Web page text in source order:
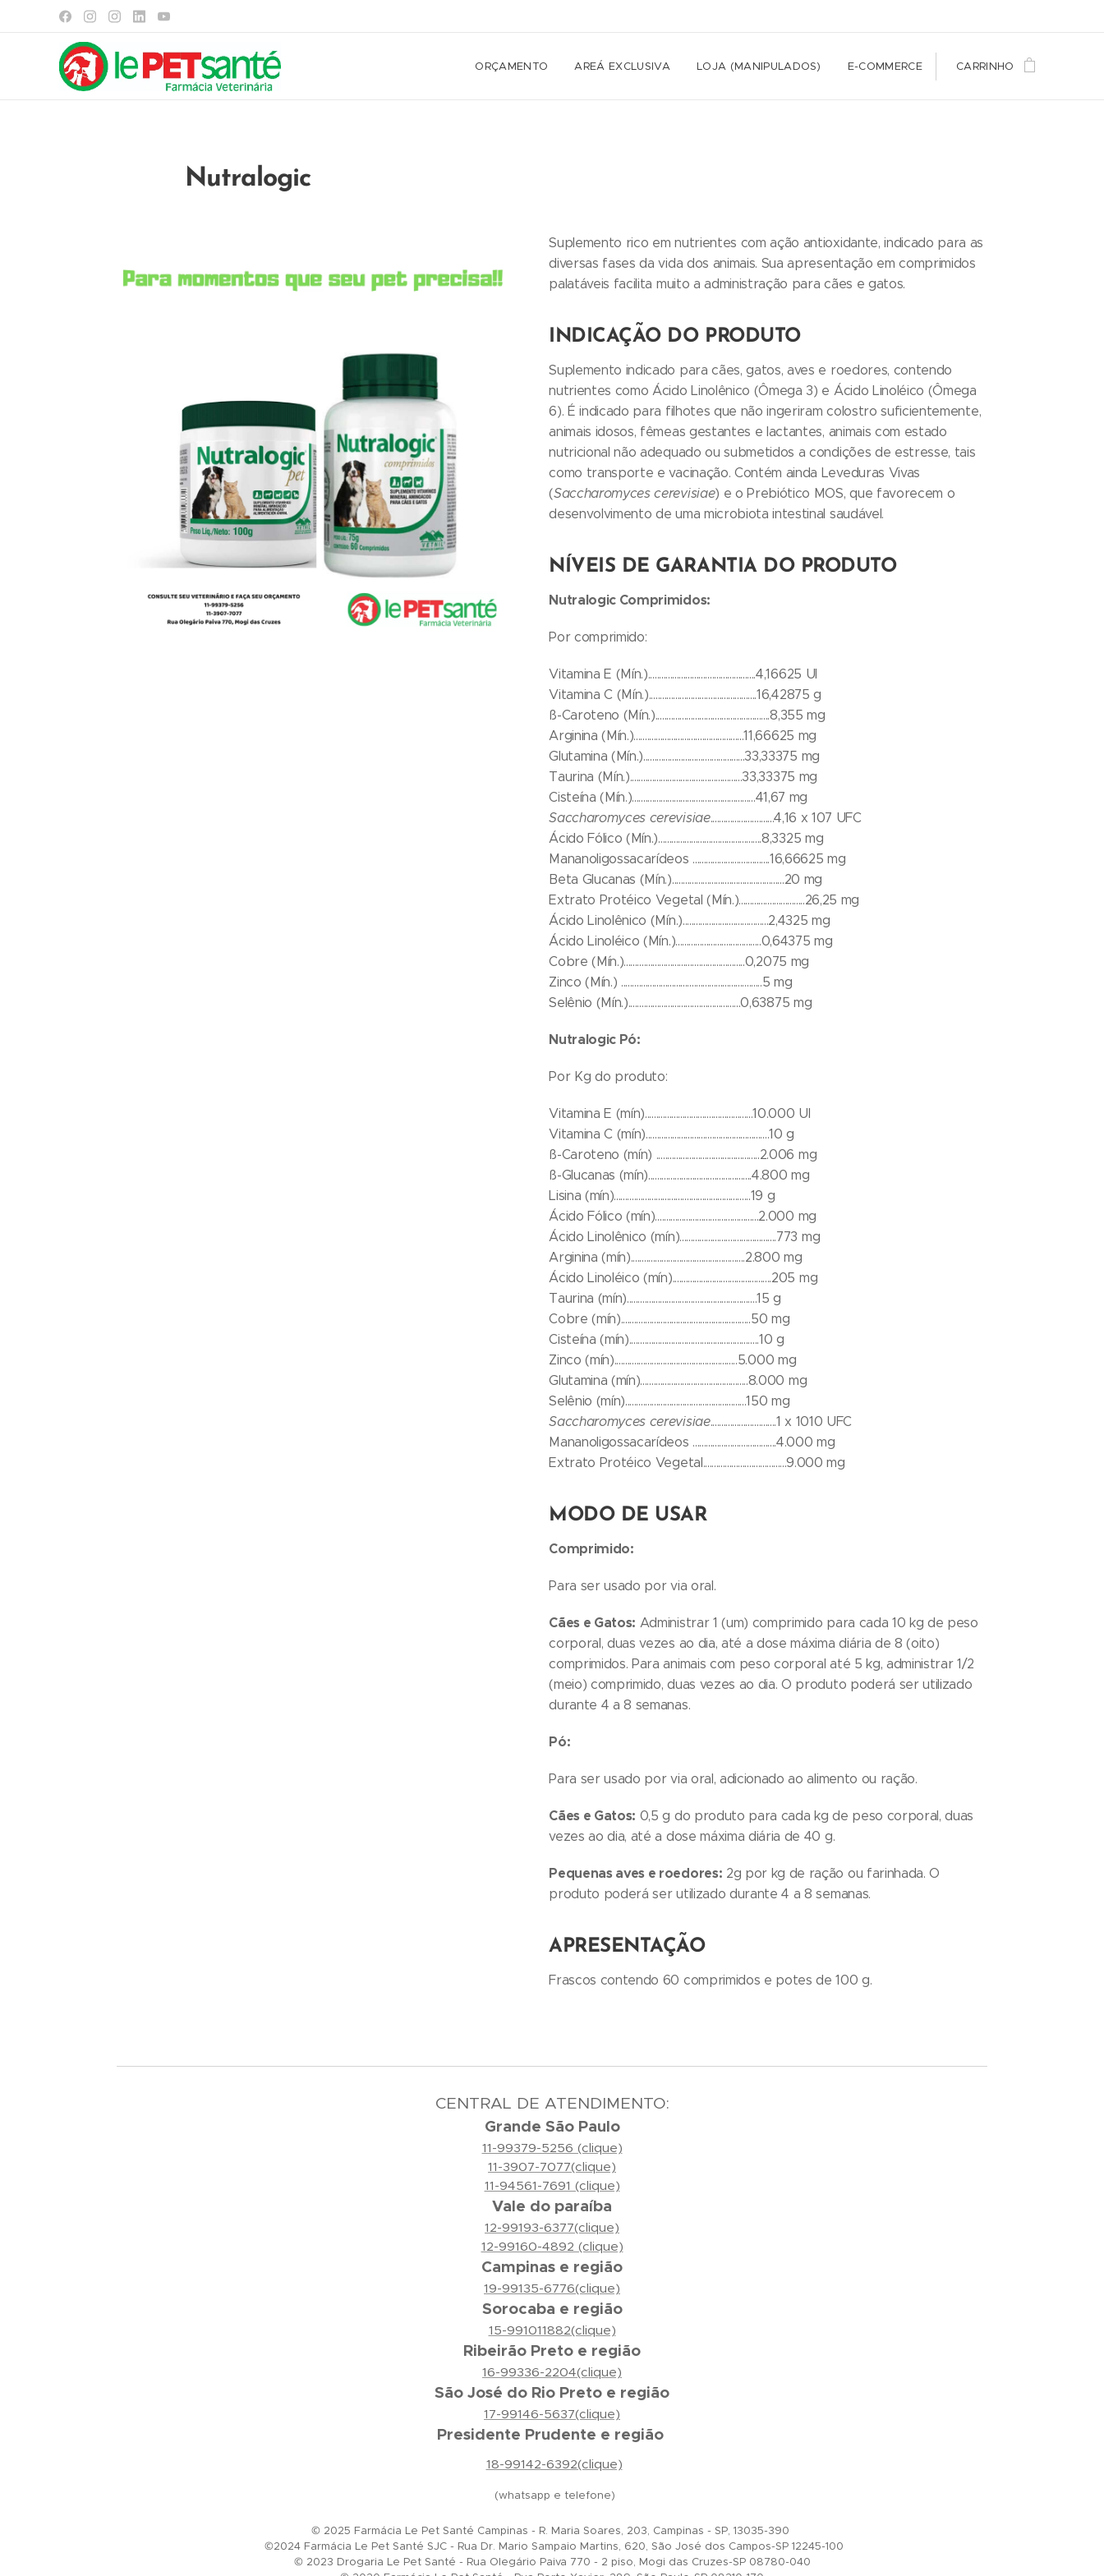
ORÇAMENTO AREÁ EXCLUSIVA LOJA (MANIPULADOS) E-COMMERCE CARRINHO
Nutralogic
Suplemento rico em nutrientes com ação antioxidante, indicado para as
diversas fases da vida dos animais. Sua apresentação em comprimidos
palatáveis facilita muito a administração para cães e gatos.
INDICAÇÃO DO PRODUTO
Suplemento indicado para cães, gatos, aves e roedores, contendo
nutrientes como Ácido Linolênico (Ômega 3) e Ácido Linoléico (Ômega
6). É indicado para filhotes que não ingeriram colostro suficientemente,
animais idosos, fêmeas gestantes e lactantes, animais com estado
nutricional não adequado ou submetidos a condições de estresse, tais
como transporte e vacinação. Contém ainda Leveduras Vivas
(Saccharomyces cerevisiae) e o Prebiótico MOS, que favorecem o
desenvolvimento de uma microbiota intestinal saudável.
NÍVEIS DE GARANTIA DO PRODUTO
Nutralogic Comprimidos:
Por comprimido:
Vitamina E (Mín.).................................................4,16625 UI
Vitamina C (Mín.).................................................16,42875 g
ß-Caroteno (Mín.)....................................................8,355 mg
Arginina (Mín.)..................................................11,66625 mg
Glutamina (Mín.)..............................................33,33375 mg
Taurina (Mín.)...................................................33,33375 mg
Cisteína (Mín.)........................................................41,67 mg
Saccharomyces cerevisiae.............................4,16 x 107 UFC
Ácido Fólico (Mín.)...............................................8,3325 mg
Mananoligossacarídeos ...................................16,66625 mg
Beta Glucanas (Mín.)...................................................20 mg
Extrato Protéico Vegetal (Mín.)..............................26,25 mg
Ácido Linolênico (Mín.).......................................2,4325 mg
Ácido Linoléico (Mín.).......................................0,64375 mg
Cobre (Mín.).......................................................0,2075 mg
Zinco (Mín.) ................................................................5 mg
Selênio (Mín.)...................................................0,63875 mg
Nutralogic Pó:
Por Kg do produto:
Vitamina E (mín).................................................10.000 UI
Vitamina C (mín)........................................................10 g
ß-Caroteno (mín) ...............................................2.006 mg
ß-Glucanas (mín)...............................................4.800 mg
Lisina (mín)..............................................................19 g
Ácido Fólico (mín)...............................................2.000 mg
Ácido Linolênico (mín)............................................773 mg
Arginina (mín)....................................................2.800 mg
Ácido Linoléico (mín).............................................205 mg
Taurina (mín)...........................................................15 g
Cobre (mín)...........................................................50 mg
Cisteína (mín)...........................................................10 g
Zinco (mín)........................................................5.000 mg
Glutamina (mín).................................................8.000 mg
Selênio (mín).......................................................150 mg
Saccharomyces cerevisiae..............................1 x 1010 UFC
Mananoligossacarídeos ......................................4.000 mg
Extrato Protéico Vegetal......................................9.000 mg
MODO DE USAR
Comprimido:
Para ser usado por via oral.
Cães e Gatos: Administrar 1 (um) comprimido para cada 10 kg de peso
corporal, duas vezes ao dia, até a dose máxima diária de 8 (oito)
comprimidos. Para animais com peso corporal até 5 kg, administrar 1/2
(meio) comprimido, duas vezes ao dia. O produto poderá ser utilizado
durante 4 a 8 semanas.
Pó:
Para ser usado por via oral, adicionado ao alimento ou ração.
Cães e Gatos: 0,5 g do produto para cada kg de peso corporal, duas
vezes ao dia, até a dose máxima diária de 40 g.
Pequenas aves e roedores: 2g por kg de ração ou farinhada. O
produto poderá ser utilizado durante 4 a 8 semanas.
APRESENTAÇÃO
Frascos contendo 60 comprimidos e potes de 100 g.
CENTRAL DE ATENDIMENTO:
Grande São Paulo
11-99379-5256 (clique)
11-3907-7077(clique)
11-94561-7691 (clique)
Vale do paraíba
12-99193-6377(clique)
12-99160-4892 (clique)
Campinas e região
19-99135-6776(clique)
Sorocaba e região
15-991011882(clique)
Ribeirão Preto e região
16-99336-2204(clique)
São José do Rio Preto e região
17-99146-5637(clique)
Presidente Prudente e região
18-99142-6392(clique)
(whatsapp e telefone)
© 2025 Farmácia Le Pet Santé Campinas - R. Maria Soares, 203, Campinas - SP, 13035-390
©2024 Farmácia Le Pet Santé SJC - Rua Dr. Mario Sampaio Martins, 620, São José dos Campos-SP 12245-100
© 2023 Drogaria Le Pet Santé - Rua Olegário Paiva 770 - 2 piso, Mogi das Cruzes-SP 08780-040